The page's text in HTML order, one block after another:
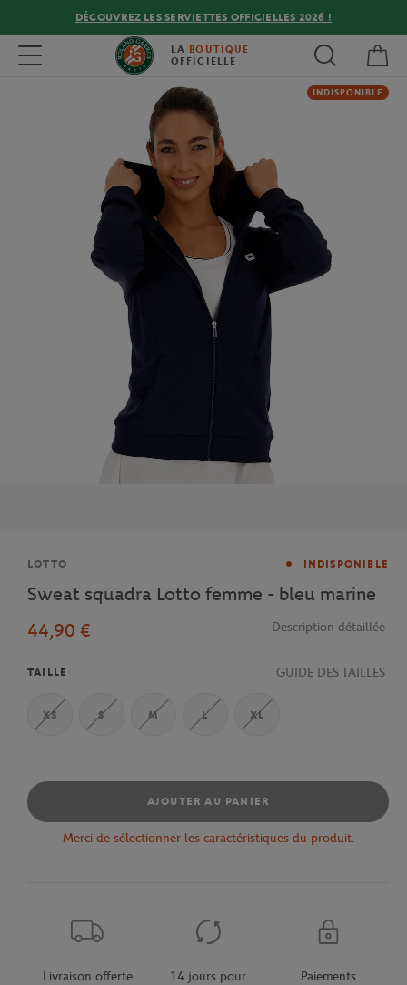
DÉCOUVREZ LES SERVIETTES OFFICIELLES 2026 !
Toggle navigation LA BOUTIQUE
OFFICIELLE
INDISPONIBLE
Marque
LOTTO INDISPONIBLE
Sweat squadra Lotto femme - bleu marine
44,90 €
Description détaillée
TAILLE GUIDE DES TAILLES
XS S M L XL
AJOUTER AU PANIER
Merci de sélectionner les caractéristiques du produit.
Livraison offerte
14 jours pour
Paiements